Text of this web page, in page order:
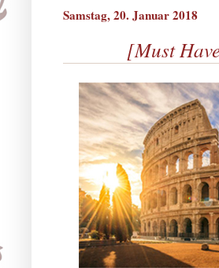
Samstag, 20. Januar 2018
[Must